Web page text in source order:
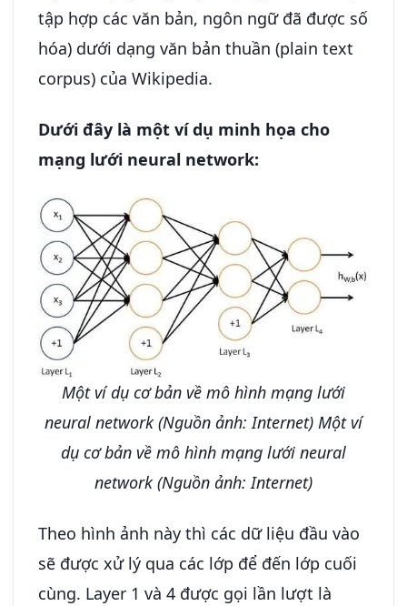
tập hợp các văn bản, ngôn ngữ đã được số
hóa) dưới dạng văn bản thuần (plain text
corpus) của Wikipedia.
Dưới đây là một ví dụ minh họa cho
mạng lưới neural network:
Một ví dụ cơ bản về mô hình mạng lưới
neural network (Nguồn ảnh: Internet) Một ví
dụ cơ bản về mô hình mạng lưới neural
network (Nguồn ảnh: Internet)
Theo hình ảnh này thì các dữ liệu đầu vào
sẽ được xử lý qua các lớp để đến lớp cuối
cùng. Layer 1 và 4 được gọi lần lượt là